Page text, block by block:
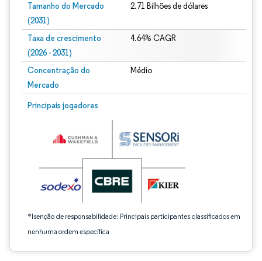
Tamanho do Mercado
(2031)
2.71 Bilhões de dólares
Taxa de crescimento
(2026 - 2031)
4.64% CAGR
Concentração do
Mercado
Médio
Principais jogadores
*Isenção de responsabilidade: Principais participantes classificados em
nenhuma ordem específica
Imagem © Mordor Intelligence. O reuso requer atribuição conforme CC BY 4.0.